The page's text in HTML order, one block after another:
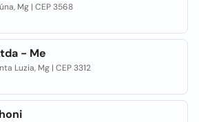
Mg | CEP 3568
- Me
Luzia, Mg | CEP 3312